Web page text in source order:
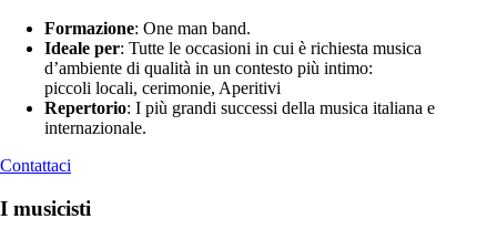
Formazione: One man band.
Ideale per: Tutte le occasioni in cui è richiesta musica
d’ambiente di qualità in un contesto più intimo:
piccoli locali, cerimonie, Aperitivi
Repertorio: I più grandi successi della musica italiana e
internazionale.
Contattaci
I musicisti